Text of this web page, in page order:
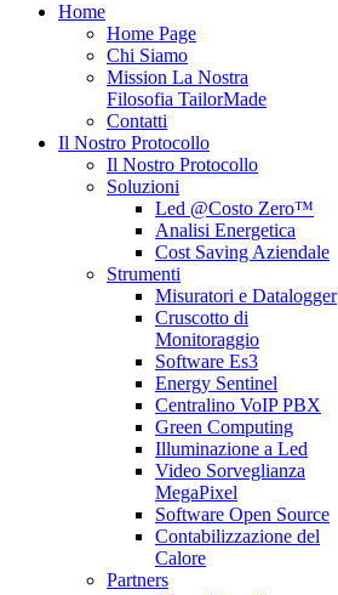
Home
Home Page
Chi Siamo
Mission La Nostra
Filosofia TailorMade
Contatti
Il Nostro Protocollo
Il Nostro Protocollo
Soluzioni
Led @Costo Zero™
Analisi Energetica
Cost Saving Aziendale
Strumenti
Misuratori e Datalogger
Cruscotto di
Monitoraggio
Software Es3
Energy Sentinel
Centralino VoIP PBX
Green Computing
Illuminazione a Led
Video Sorveglianza
MegaPixel
Software Open Source
Contabilizzazione del
Calore
Partners